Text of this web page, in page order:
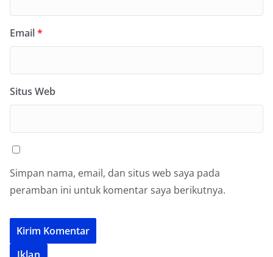
Email*
Situs Web
Simpan nama, email, dan situs web saya pada
peramban ini untuk komentar saya berikutnya.